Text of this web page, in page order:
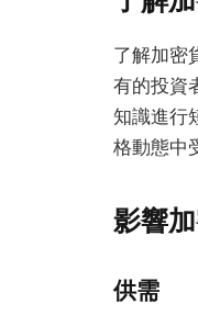
了解加密
有的投資
知識進行
格動態中
影響
供需